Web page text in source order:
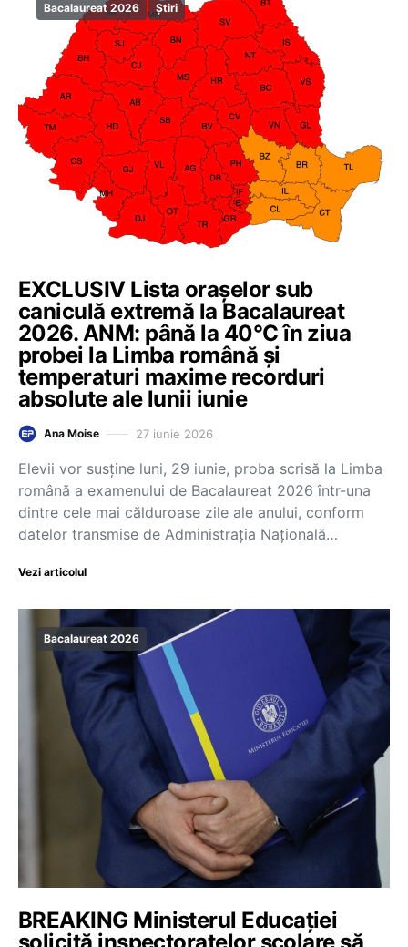
Bacalaureat 2026 Știri
EXCLUSIV Lista orașelor sub
caniculă extremă la Bacalaureat
2026. ANM: până la 40°C în ziua
probei la Limba română și
temperaturi maxime recorduri
absolute ale lunii iunie
Ana Moise 27 iunie 2026
Elevii vor susține luni, 29 iunie, proba scrisă la Limba
română a examenului de Bacalaureat 2026 într-una
dintre cele mai călduroase zile ale anului, conform
datelor transmise de Administrația Națională…
Vezi articolul
Bacalaureat 2026
BREAKING Ministerul Educației